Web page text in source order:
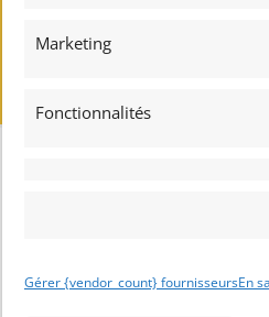
Marketing
Fonctionnalités
Gérer {vendor_count} fournisseursEn
Vendu par : DPM Motors